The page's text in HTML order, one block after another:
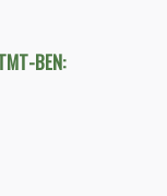
BEN: